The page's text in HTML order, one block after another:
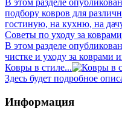
В этом разделе
подбору ковров для
гостиную, на кухню, на
Советы по уходу за коврами
В этом разделе
чистке и уходу за коврами
Ковры в стиле...
Здесь будет подробное
Информация